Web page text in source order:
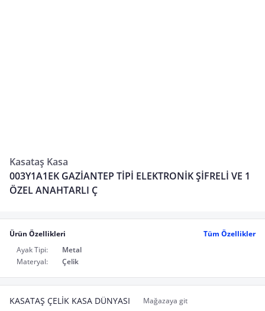
Kasataş Kasa
003Y1A1EK GAZİANTEP TİPİ ELEKTRONİK ŞİFRELİ VE 1
ÖZEL ANAHTARLI Ç
Ürün Özellikleri
Tüm Özellikler
Ayak Tipi:
Metal
Materyal:
Çelik
KASATAŞ ÇELİK KASA DÜNYASI Mağazaya git